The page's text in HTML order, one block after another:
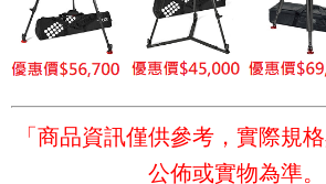
「商品資訊僅供參考，實際規
公佈或實物為準。